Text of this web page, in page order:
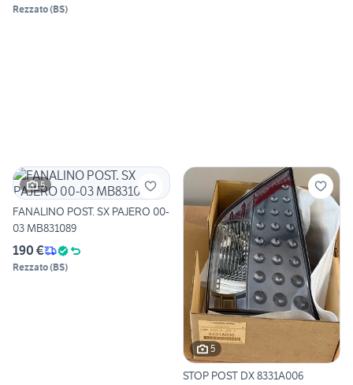
Rezzato(BS)
5
FANALINO POST. SX PAJERO 00-
03 MB831089
190 €
Rezzato(BS)
5
STOP POST DX 8331A006